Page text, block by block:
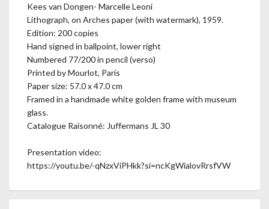
Kees van Dongen- Marcelle Leoni
Lithograph, on Arches paper (with watermark), 1959.
Edition: 200 copies
Hand signed in ballpoint, lower right
Numbered 77/200 in pencil (verso)
Printed by Mourlot, Paris
Paper size: 57.0 x 47.0 cm
Framed in a handmade white golden frame with museum
glass.
Catalogue Raisonné: Juffermans JL 30
Presentation video:
https://youtu.be/-qNzxViPHkk?si=ncKgWialovRrsfVW